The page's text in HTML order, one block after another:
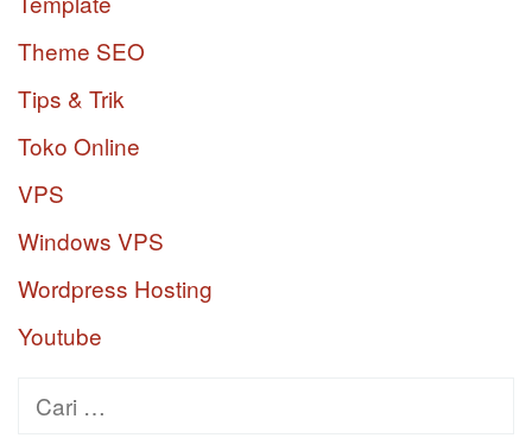
Theme SEO
Tips & Trik
Toko Online
VPS
Windows VPS
Wordpress Hosting
Youtube
Cari